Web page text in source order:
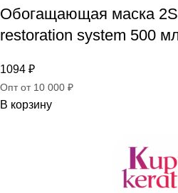
Обогащающая маска
restoration system 500
1094 ₽
Опт от 10 000 ₽
В корзину